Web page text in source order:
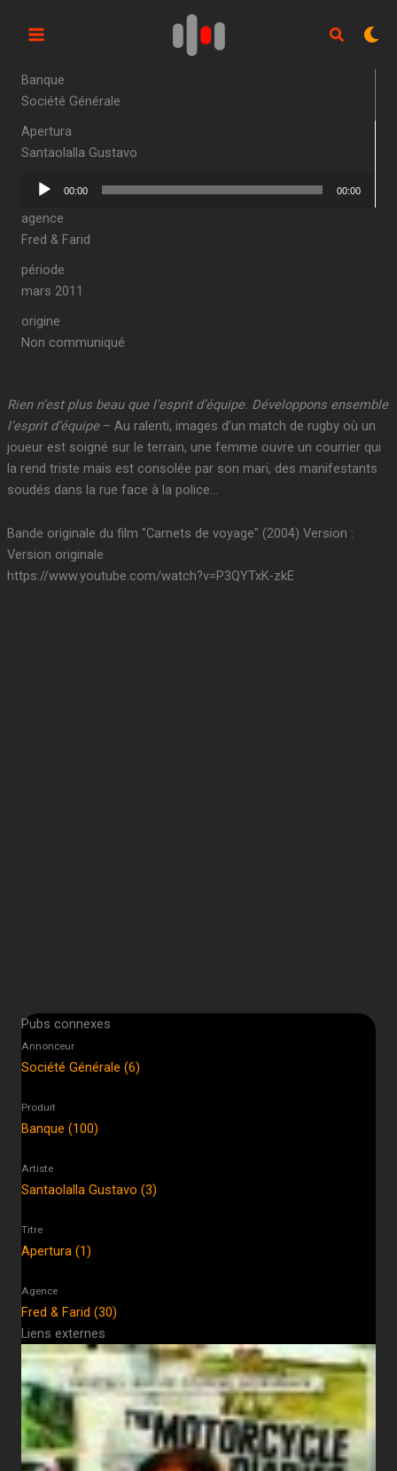
Banque
Société Générale
Apertura
Santaolalla Gustavo
Lecteur
00:00 00:00
agence
Fred & Farid
période
mars 2011
origine
Non communiqué
Rien n’est plus beau que l’esprit d’équipe. Développons ensemble
l’esprit d’équipe– Au ralenti, images d’un match de rugby où un
joueur est soigné sur le terrain, une femme ouvre un courrier qui
la rend triste mais est consolée par son mari, des manifestants
soudés dans la rue face à la police…
Bande originale du film "Carnets de voyage" (2004) Version :
Version originale
https://www.youtube.com/watch?v=P3QYTxK-zkE
Pubs connexes
Annonceur
Société Générale (6)
Produit
Banque (100)
Artiste
Santaolalla Gustavo (3)
Titre
Apertura (1)
Agence
Fred & Farid (30)
Liens externes